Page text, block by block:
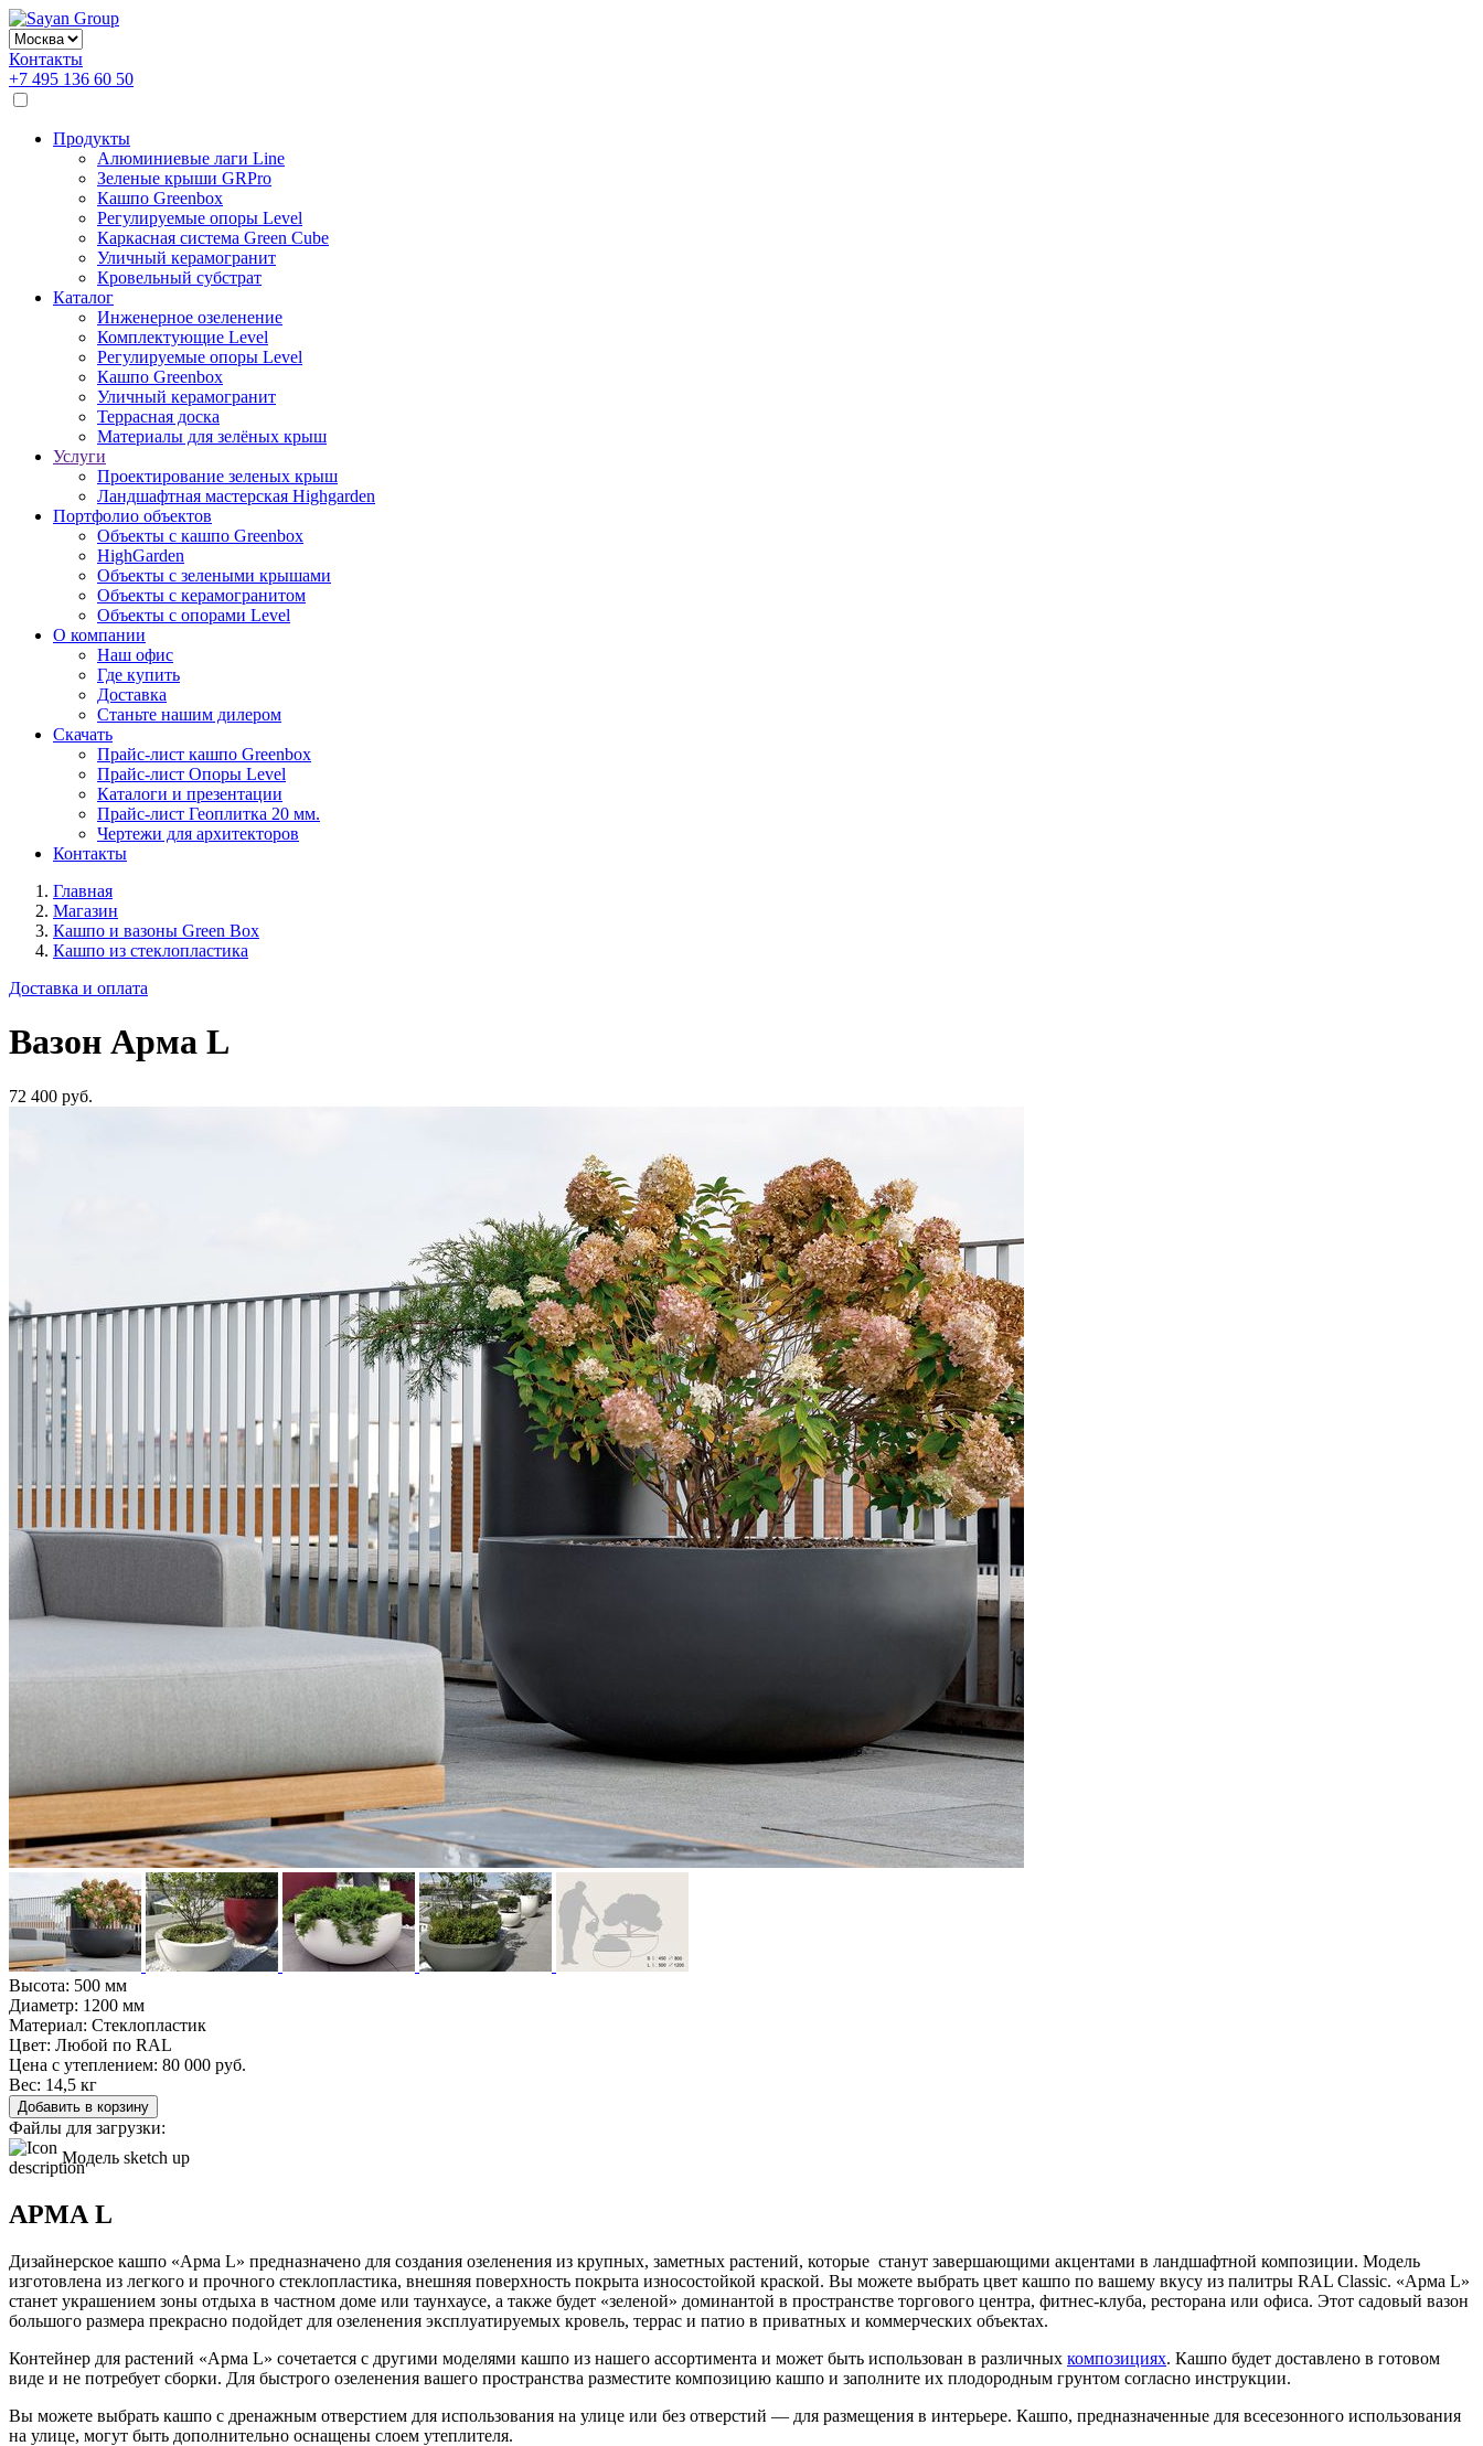
Контакты
+7 495 136 60 50
Продукты
Алюминиевые лаги Line
Зеленые крыши GRPro
Кашпо Greenbox
Регулируемые опоры Level
Каркасная система Green Cube
Уличный керамогранит
Кровельный субстрат
Каталог
Инженерное озеленение
Комплектующие Level
Регулируемые опоры Level
Кашпо Greenbox
Уличный керамогранит
Террасная доска
Материалы для зелёных крыш
Услуги
Проектирование зеленых крыш
Ландшафтная мастерская Highgarden
Портфолио объектов
Объекты с кашпо Greenbox
HighGarden
Объекты с зелеными крышами
Объекты с керамогранитом
Объекты с опорами Level
О компании
Наш офис
Где купить
Доставка
Станьте нашим дилером
Скачать
Прайс-лист кашпо Greenbox
Прайс-лист Опоры Level
Каталоги и презентации
Прайс-лист Геоплитка 20 мм.
Чертежи для архитекторов
Контакты
Главная
Магазин
Кашпо и вазоны Green Box
Кашпо из стеклопластика
Доставка и оплата
Вазон Арма L
72 400 руб.
Высота: 500 мм
Диаметр: 1200 мм
Материал: Стеклопластик
Цвет: Любой по RAL
Цена с утеплением: 80 000 руб.
Вес: 14,5 кг
Добавить в корзину
Файлы для загрузки:
Модель sketch up
АРМА L
Дизайнерское кашпо «Арма L» предназначено для создания озеленения из крупных, заметных растений, которые станут завершающими акцентами в ландшафтной композиции. Модель
изготовлена из легкого и прочного стеклопластика, внешняя поверхность покрыта износостойкой краской. Вы можете выбрать цвет кашпо по вашему вкусу из палитры RAL Classic. «Арма L»
станет украшением зоны отдыха в частном доме или таунхаусе, а также будет «зеленой» доминантой в пространстве торгового центра, фитнес-клуба, ресторана или офиса. Этот садовый вазон
большого размера прекрасно подойдет для озеленения эксплуатируемых кровель, террас и патио в приватных и коммерческих объектах.
Контейнер для растений «Арма L» сочетается с другими моделями кашпо из нашего ассортимента и может быть использован в различных композициях. Кашпо будет доставлено в готовом
виде и не потребует сборки. Для быстрого озеленения вашего пространства разместите композицию кашпо и заполните их плодородным грунтом согласно инструкции.
Вы можете выбрать кашпо с дренажным отверстием для использования на улице или без отверстий — для размещения в интерьере. Кашпо, предназначенные для всесезонного использования
на улице, могут быть дополнительно оснащены слоем утеплителя.